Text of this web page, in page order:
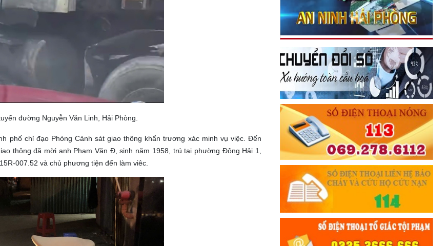
đường Nguyễn Văn Linh, Hải Phòng.
phố chỉ đạo Phòng Cảnh sát giao thông khẩn trương xác minh vụ việc. Đến
thông đã mời anh Phạm Văn Đ, sinh năm 1958, trú tại phường Đông Hải 1,
007.52 và chủ phương tiện đến làm viêc.